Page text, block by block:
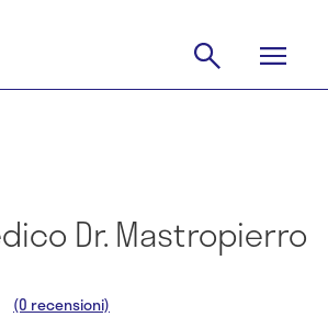
Dr. Mastropierro
(0 recensioni)